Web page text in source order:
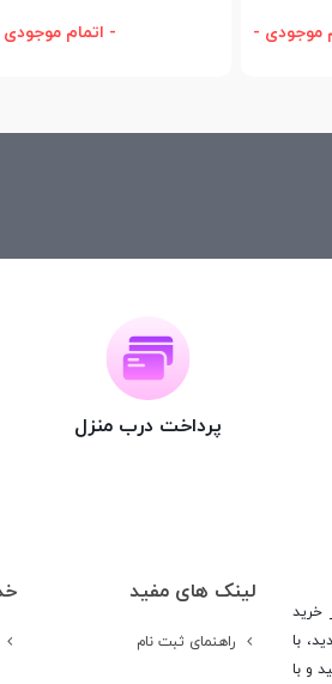
موجودی - - اتمام
پرداخت درب منزل
خرید
با
و با
لینک های مفید
راهنمای ثبت نام